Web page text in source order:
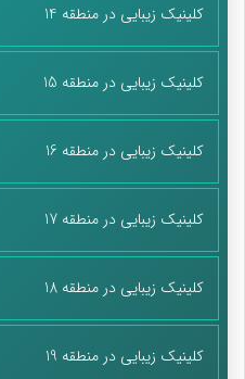
کلینیک زیبایی در منطقه 14
کلینیک زیبایی در منطقه 15
کلینیک زیبایی در منطقه 16
کلینیک زیبایی در منطقه 17
کلینیک زیبایی در منطقه 18
کلینیک زیبایی در منطقه 19